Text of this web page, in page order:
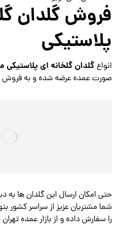
فروش گلدان
پلاستیکی
انواعگلدان گلخانه ای
صورت عمده عرضه شده و به فروش
حتی امکان ارسال این گلدان ها به
شما مشتریان عزیز از سراسر کشور
را سفارش داده و از بازار عمده